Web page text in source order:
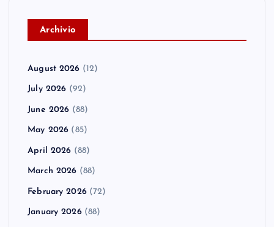
Archivio
August 2026 (12)
July 2026 (92)
June 2026 (88)
May 2026 (85)
April 2026 (88)
March 2026 (88)
February 2026(72)
January 2026(88)